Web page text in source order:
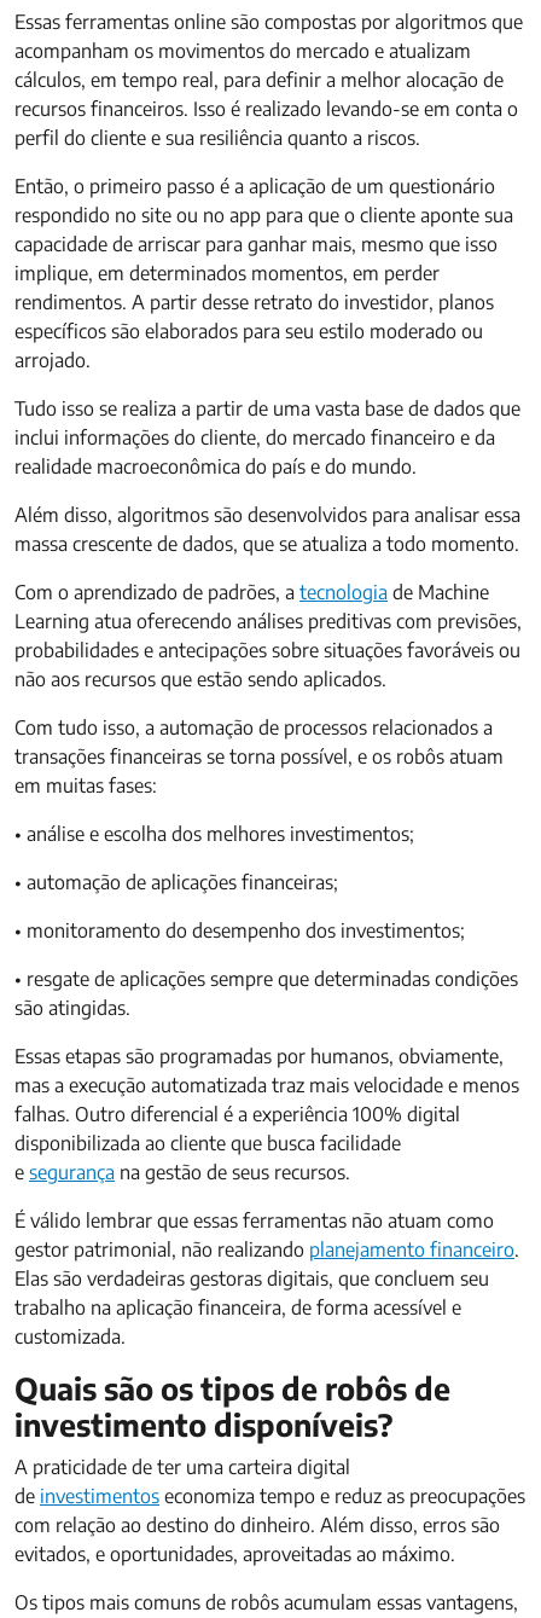
Essas ferramentas online são compostas por algoritmos que
acompanham os movimentos do mercado e atualizam
cálculos, em tempo real, para definir a melhor alocação de
recursos financeiros. Isso é realizado levando-se em conta o
perfil do cliente e sua resiliência quanto a riscos.
Então, o primeiro passo é a aplicação de um questionário
respondido no site ou no app para que o cliente aponte sua
capacidade de arriscar para ganhar mais, mesmo que isso
implique, em determinados momentos, em perder
rendimentos. A partir desse retrato do investidor, planos
específicos são elaborados para seu estilo moderado ou
arrojado.
Tudo isso se realiza a partir de uma vasta base de dados que
inclui informações do cliente, do mercado financeiro e da
realidade macroeconômica do país e do mundo.
Além disso, algoritmos são desenvolvidos para analisar essa
massa crescente de dados, que se atualiza a todo momento.
Com o aprendizado de padrões, a tecnologia de Machine
Learning atua oferecendo análises preditivas com previsões,
probabilidades e antecipações sobre situações favoráveis ou
não aos recursos que estão sendo aplicados.
Com tudo isso, a automação de processos relacionados a
transações financeiras se torna possível, e os robôs atuam
em muitas fases:
• análise e escolha dos melhores investimentos;
• automação de aplicações financeiras;
• monitoramento do desempenho dos investimentos;
• resgate de aplicações sempre que determinadas condições
são atingidas.
Essas etapas são programadas por humanos, obviamente,
mas a execução automatizada traz mais velocidade e menos
falhas. Outro diferencial é a experiência 100% digital
disponibilizada ao cliente que busca facilidade
e segurança na gestão de seus recursos.
É válido lembrar que essas ferramentas não atuam como
gestor patrimonial, não realizando planejamento financeiro.
Elas são verdadeiras gestoras digitais, que concluem seu
trabalho na aplicação financeira, de forma acessível e
customizada.
Quais são os tipos de robôs de
investimento disponíveis?
A praticidade de ter uma carteira digital
de investimentos economiza tempo e reduz as preocupações
com relação ao destino do dinheiro. Além disso, erros são
evitados, e oportunidades, aproveitadas ao máximo.
Os tipos mais comuns de robôs acumulam essas vantagens,